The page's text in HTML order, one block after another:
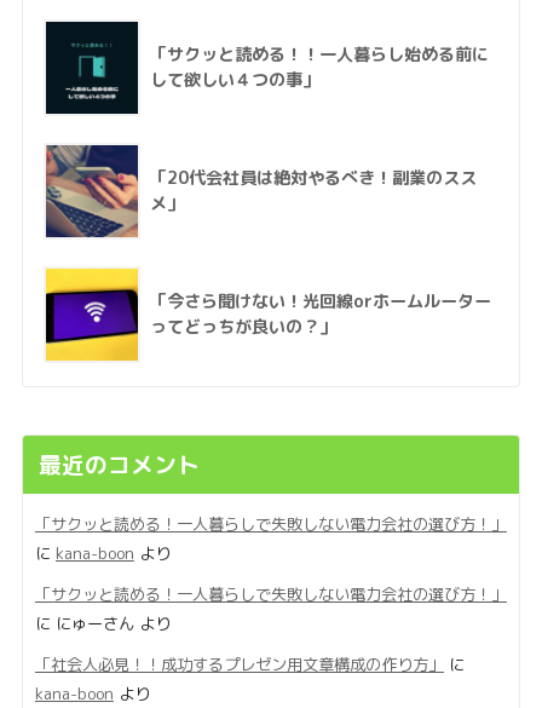
「サクッと読める！！一人暮らし始める前に
して欲しい４つの事」
「20代会社員は絶対やるべき！副業のスス
メ」
「今さら聞けない！光回線orホームルーター
ってどっちが良いの？」
最近のコメント
「サクッと読める！一人暮らしで失敗しない電力会社の選び方！」
に kana-boon より
「サクッと読める！一人暮らしで失敗しない電力会社の選び方！」
に にゅーさんより
「社会人必見！！成功するプレゼン用文章構成の作り方」
に
kana-boon より